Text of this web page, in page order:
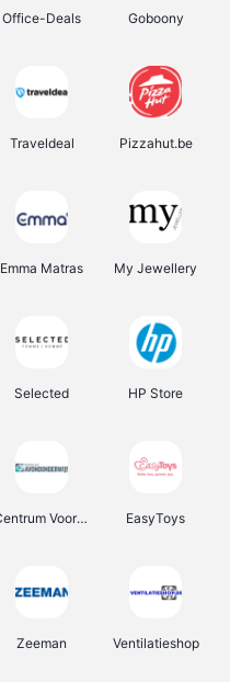
Office-Deals Goboony
Traveldeal Pizzahut.be
Emma Matras My Jewellery
Selected HP Store
Centrum Voor Avondonderwijs EasyToys
Zeeman Ventilatieshop